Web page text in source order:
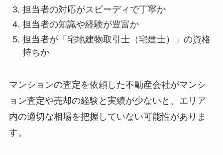
担当者の対応がスピーディで丁寧か
担当者の知識や経験が豊富か
担当者が「宅地建物取引士（宅建士）」の資格
持ちか
マンションの査定を依頼した不動産会社がマンシ
ョン査定や売却の経験と実績が少ないと、エリア
内の適切な相場を把握していない可能性がありま
す。